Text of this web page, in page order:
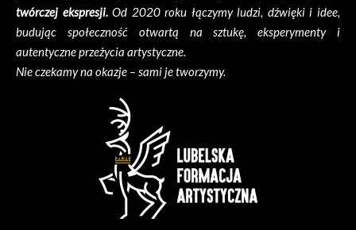
twórczej ekspresji.Od 2020 roku łączymy ludzi, dźwięki i idee,
budując społeczność otwartą na sztukę, eksperymenty i
autentyczne przeżycia artystyczne.
Nie czekamy na okazje – sami je tworzymy.